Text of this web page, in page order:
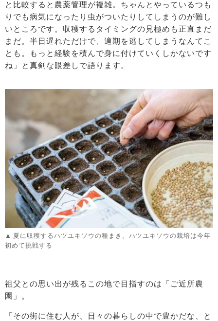
と比較すると農薬管理が複雑。ちゃんとやっているつも
りでも病気になったり虫がついたりしてしまうのが難し
いところです。収穫するタイミングの見極めも正直まだ
まだ。半日遅れただけで、適期を逃してしまうなんてこ
とも。もっと経験を積んで身に付けていくしかないです
ね」と真剣な眼差しで語ります。
夏に収穫するハツユキソウの種まき。ハツユキソウの栽培は今年
初めて挑戦する
祖父との思い出が残るこの地で目指すのは「ご近所農
園」。
「その街に住む人が、日々の暮らしの中で豊かだな、と